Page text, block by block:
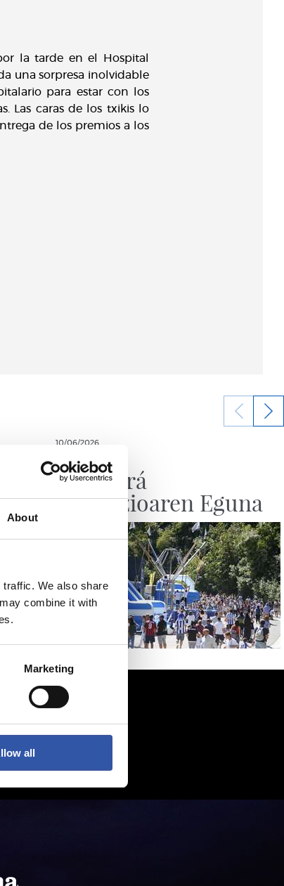
About
We also share
combine it with
Marketing
all
la tarde en el Hospital
una sorpresa inolvidable
para estar con los
Las caras de los txikis lo
de los premios a los
10/06/2026
RS FUNDAZIOA
No habrá
Fundazioaren Eguna